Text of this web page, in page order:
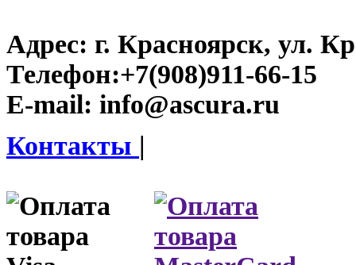
Адрес: г. Красноярск, ул.
Телефон:+7(908)911-66-15
E-mail: info@ascura.ru
Контакты |